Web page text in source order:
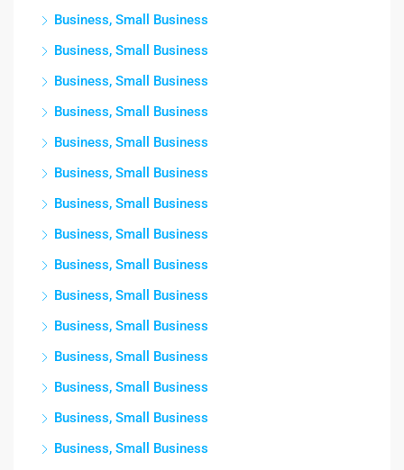
Business, Small Business
Business, Small Business
Business, Small Business
Business, Small Business
Business, Small Business
Business, Small Business
Business, Small Business
Business, Small Business
Business, Small Business
Business, Small Business
Business, Small Business
Business, Small Business
Business, Small Business
Business, Small Business
Business, Small Business